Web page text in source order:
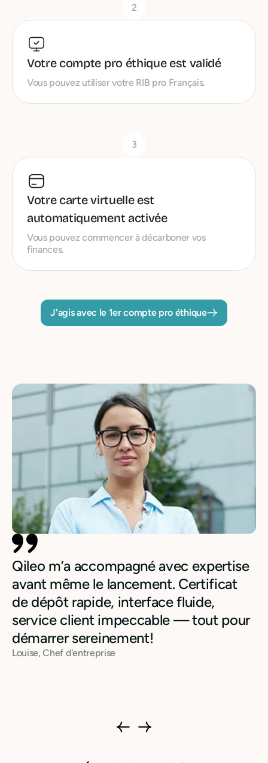
2
Votre compte pro éthique est validé
Vous pouvez utiliser votre RIB pro Français.
3
Votre carte virtuelle est
automatiquement activée
Vous pouvez commencer à décarboner vos
finances.
J'agis avec le 1er compte pro éthique
Qileo m’a accompagné avec expertise
avant même le lancement. Certificat
de dépôt rapide, interface fluide,
service client impeccable — tout pour
démarrer sereinement!
Louise, Chef d'entreprise